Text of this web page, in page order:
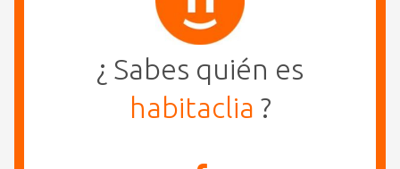
¿ Sabes quién es
habitaclia ?